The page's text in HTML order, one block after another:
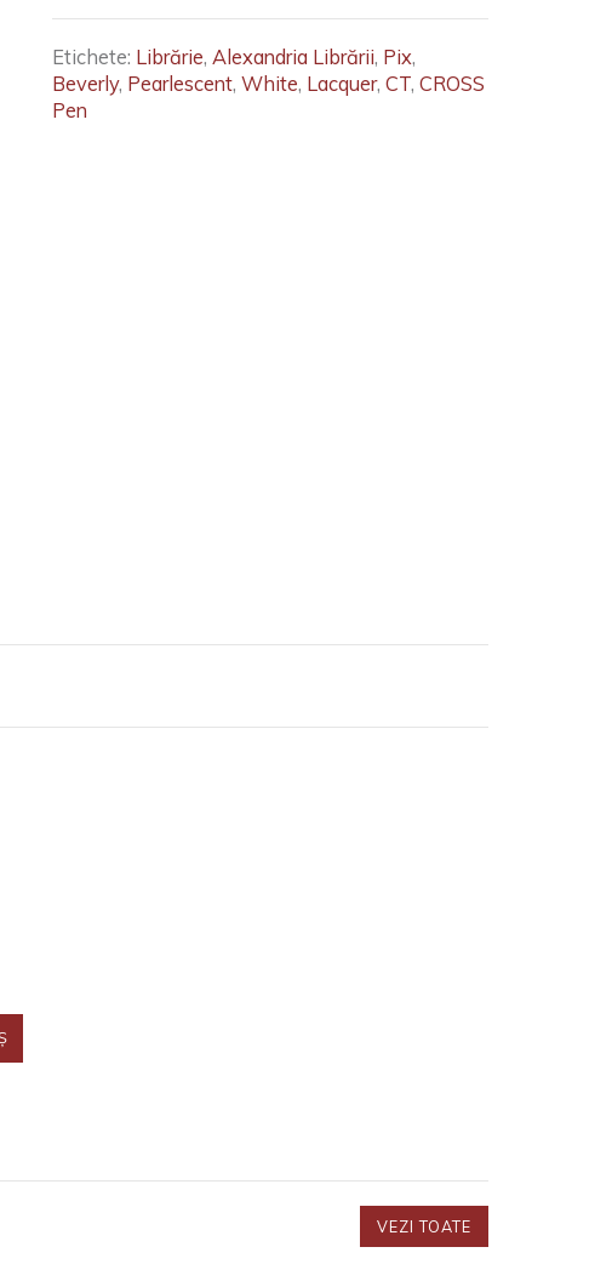
Etichete: Librărie, Alexandria Librării, Pix,
Beverly, Pearlescent, White, Lacquer, CT, CROSS
Pen
VEZI TOATE